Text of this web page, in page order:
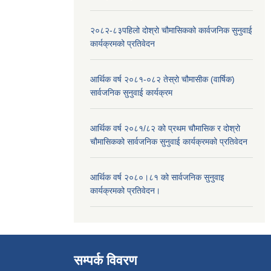
२०८२-८३पहिलो दोश्रो चौमासिकको कार्वजनिक सुनुवाई
कार्यक्रमको प्रतिवेदन
आर्थिक वर्ष २०८१-०८२ तेस्रो चौमासीक (वार्षिक)
सार्वजनिक सुनुवाई कार्यक्रम
आर्थिक वर्ष २०८१/८२ को प्रथम चौमासिक र दोश्रो
चौमासिकको सार्वजनिक सुनुवाई कार्यक्रमको प्रतिवेदन
आर्थिक वर्ष २०८०।८१ को सार्वजनिक सुनुवाइ
कार्यक्रमको प्रतिवेदन।
सम्पर्क विवरण